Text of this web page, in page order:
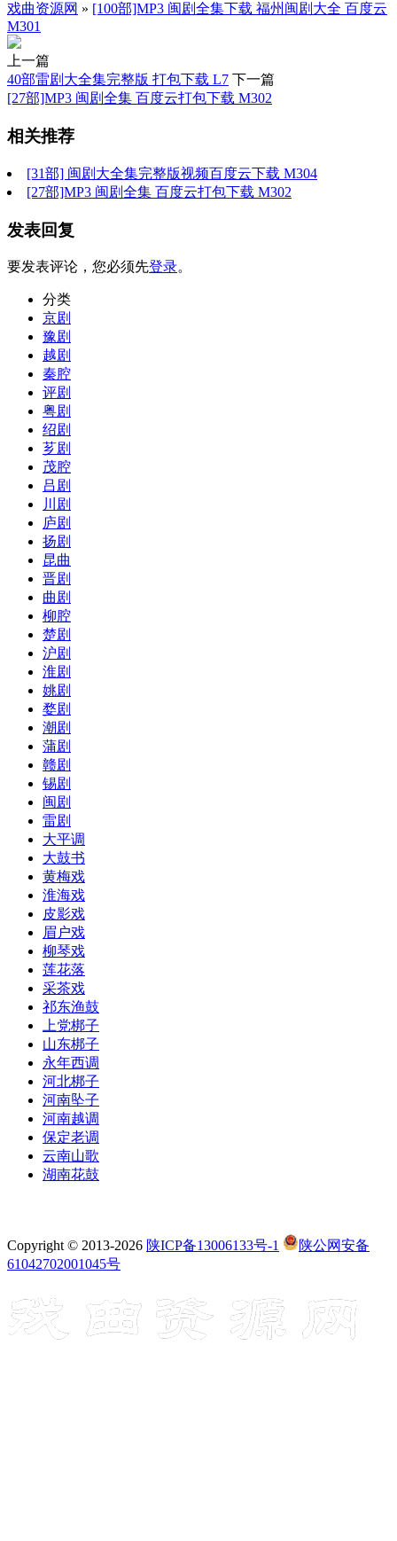
戏曲资源网 » [100部]MP3 闽剧全集下载 福州闽剧大全 百度云
M301
上一篇
40部雷剧大全集完整版 打包下载 L7 下一篇
[27部]MP3 闽剧全集 百度云打包下载 M302
相关推荐
[31部] 闽剧大全集完整版视频百度云下载 M304
[27部]MP3 闽剧全集 百度云打包下载 M302
发表回复
要发表评论，您必须先登录。
分类
京剧
豫剧
越剧
秦腔
评剧
粤剧
绍剧
芗剧
茂腔
吕剧
川剧
庐剧
扬剧
昆曲
晋剧
曲剧
柳腔
楚剧
沪剧
淮剧
姚剧
婺剧
潮剧
蒲剧
赣剧
锡剧
闽剧
雷剧
大平调
大鼓书
黄梅戏
淮海戏
皮影戏
眉户戏
柳琴戏
莲花落
采茶戏
祁东渔鼓
上党梆子
山东梆子
永年西调
河北梆子
河南坠子
河南越调
保定老调
云南山歌
湖南花鼓
Copyright © 2013-2026 陕ICP备13006133号-1
陕公网安备
61042702001045号